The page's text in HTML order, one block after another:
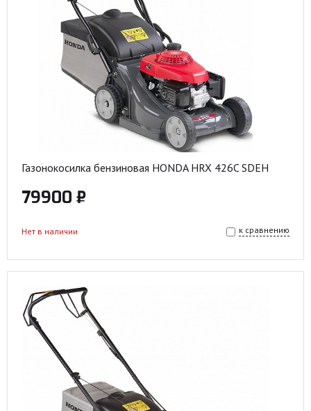
Газонокосилка бензиновая HONDA HRX 426C SDEH
79900 ₽
к сравнению
Нет в наличии